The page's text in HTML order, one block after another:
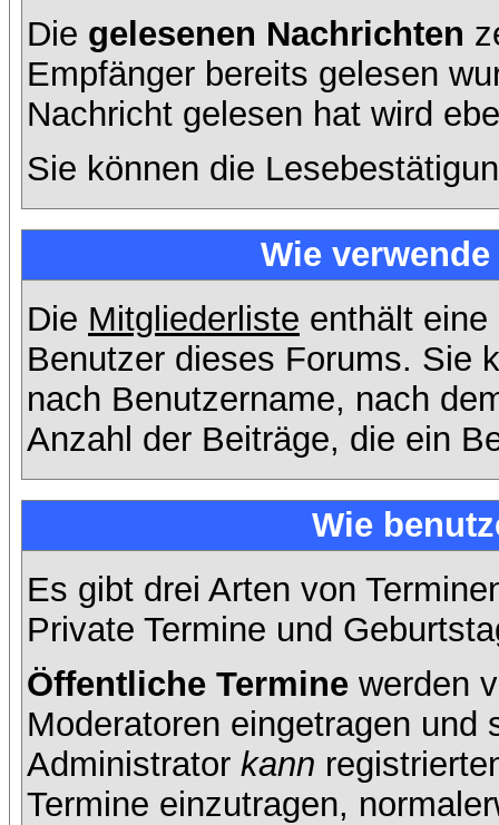
Die gelesenen Nachrichten
Empfänger bereits gelesen
Nachricht gelesen hat wird
Sie können die
Wie
Die Mitgliederliste enthält
Benutzer dieses Forums. Sie
nach Benutzername, nach
Anzahl der Beiträge, die ein
Wie
Es gibt drei Arten von
Private Termine und
Öffentliche Termine werden
Moderatoren eingetragen und
Administrator kann
Termine einzutragen,